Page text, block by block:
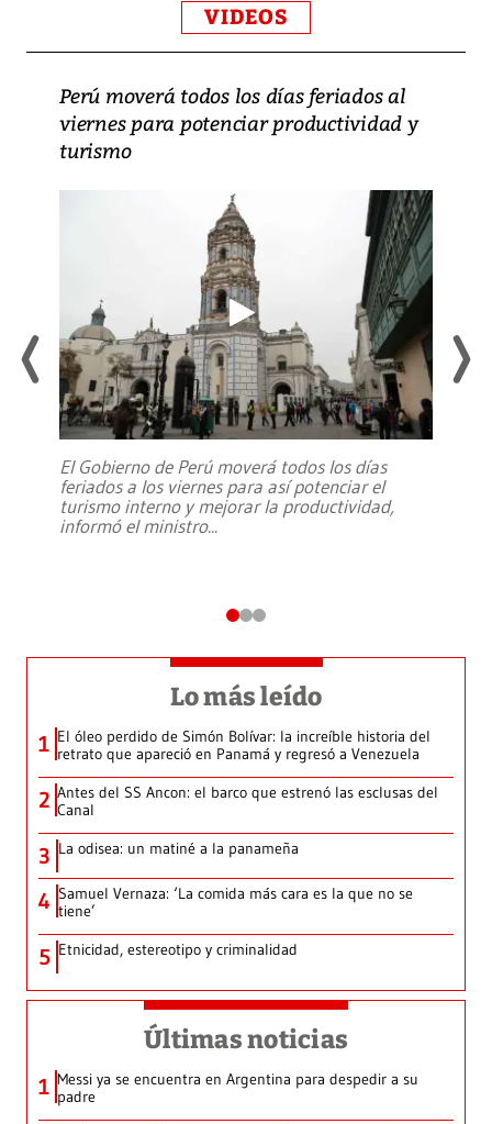
VIDEOS
Perú moverá todos los días feriados al
viernes para potenciar productividad y
turismo
El Gobierno de Perú moverá todos los días
feriados a los viernes para así potenciar el
turismo interno y mejorar la productividad,
informó el ministro...
Lo más leído
1 El óleo perdido de Simón Bolívar: la increíble historia del
retrato que apareció en Panamá y regresó a Venezuela
2 Antes del SS Ancon: el barco que estrenó las esclusas del
Canal
3 La odisea: un matiné a la panameña
4 Samuel Vernaza: ‘La comida más cara es la que no se
tiene’
5 Etnicidad, estereotipo y criminalidad
Últimas noticias
1 Messi ya se encuentra en Argentina para despedir a su
padre